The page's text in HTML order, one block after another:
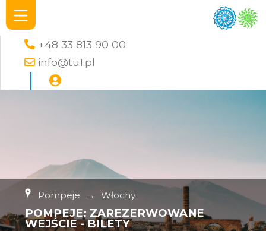
+48 33 813 90 00
info@tu1.pl
Pompeje → Włochy
POMPEJE: ZAREZERWOWANE
WEJŚCIE - BILETY